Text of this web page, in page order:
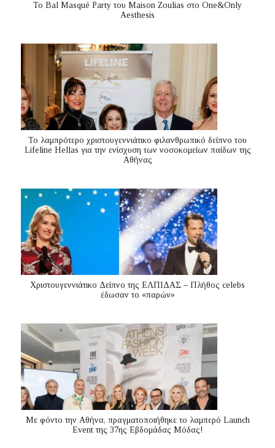
Το Bal Masqué Party του Maison Zoulias στο One&Only
Aesthesis
Το λαμπρότερο χριστουγεννιάτικο φιλανθρωπικό δείπνο του
Lifeline Hellas για την ενίσχυση των νοσοκομείων παίδων της
Αθήνας
Χριστουγεννιάτικο Δείπνο της ΕΛΠΙΔΑΣ – Πλήθος celebs
έδωσαν το «παρών»
Με φόντο την Αθήνα, πραγματοποιήθηκε το λαμπερό Launch
Event της 37ης Εβδομάδας Μόδας!